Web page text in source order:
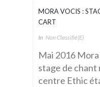
MORA VOCIS :
CART
In Non Classifié(e)
Mai 2016
stage de chant
centre Ethic